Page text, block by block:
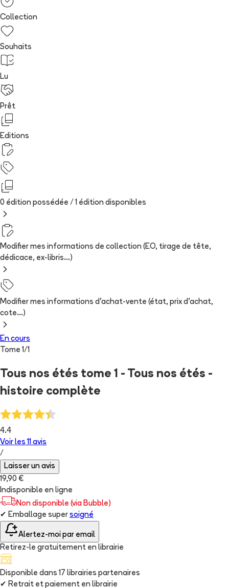
Collection
Souhaits
Lu
Prêt
Editions
0 édition possédée / 1 édition disponibles
Modifier mes informations de collection (EO, tirage de tête,
dédicace, ex-libris...)
Modifier mes informations d'achat-vente (état, prix d'achat,
cote...)
En cours
Tome 1/1
Tous nos étés tome 1 - Tous nos étés -
histoire complète
4.4
Voir les 11 avis
/
Laisser un avis
19,90 €
Indisponible en ligne
Non disponible (via Bubble)
✔ Emballage super soigné
Alertez-moi par email
Retirez-le gratuitement en librairie
Disponible dans 17 librairies partenaires
✔ Retrait et paiement en librairie